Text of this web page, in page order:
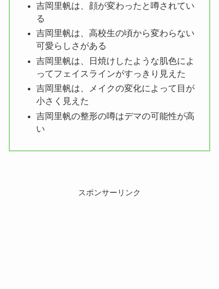
吉岡里帆は、顔が変わったと噂されてい
る
吉岡里帆は、高校生の頃から変わらない
可愛らしさがある
吉岡里帆は、日焼けしたような肌色によ
ってフェイスラインがすっきり見えた
吉岡里帆は、メイクの変化によって目が
小さく見えた
吉岡里帆の整形の噂はデマの可能性が高
い
スポンサーリンク